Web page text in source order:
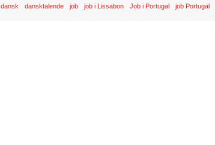
dansk dansktalende job job i Lissabon Job i Portugal job Portugal